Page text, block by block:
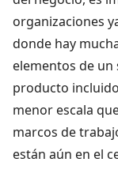
organizaciones
donde hay
elementos de
producto
menor escala
marcos de
están aún en el